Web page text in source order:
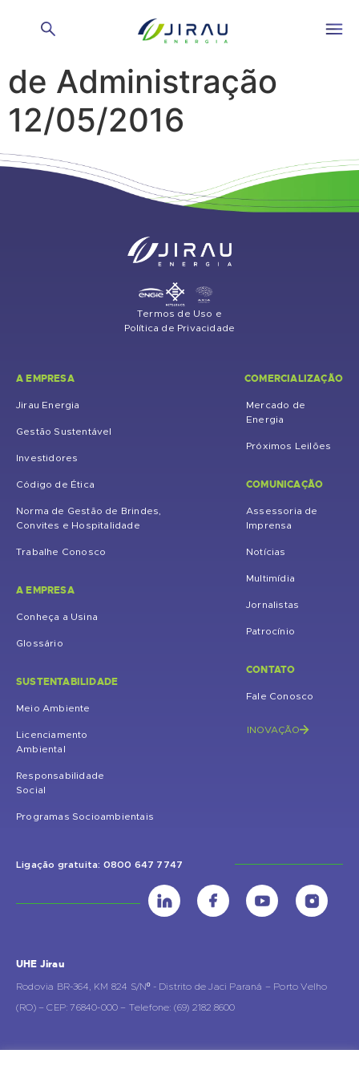
Reunião do Conselho
de Administração
12/05/2016
Termos de Uso e
Política de Privacidade
A EMPRESA
Jirau Energia
Gestão Sustentável
Investidores
Código de Ética
Norma de Gestão de Brindes,
Convites e Hospitalidade
Trabalhe Conosco
A EMPRESA
Conheça a Usina
Glossário
SUSTENTABILIDADE
Meio Ambiente
Licenciamento
Ambiental
Responsabilidade
Social
Programas Socioambientais
COMERCIALIZAÇÃO
Mercado de
Energia
Próximos Leilões
COMUNICAÇÃO
Assessoria de
Imprensa
Notícias
Multimídia
Jornalistas
Patrocínio
CONTATO
Fale Conosco
INOVAÇÃO
Ligação gratuita: 0800 647 7747
UHE Jirau
Rodovia BR-364, KM 824 S/Nº - Distrito de Jaci Paraná – Porto Velho
(RO) – CEP: 76840-000 – Telefone: (69) 2182.8600